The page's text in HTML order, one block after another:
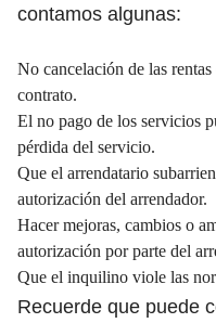
contamos algunas:
No cancelación de las
contrato.
El no pago de los servicios
pérdida del servicio.
Que el arrendatario
autorización del arrendador.
Hacer mejoras, cambios o
autorización por parte del
Que el inquilino viole las
Recuerde que puede